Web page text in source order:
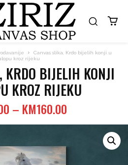
Canvas slika, Krdo bijelih konji u
kroz rijeku
BIJELIH KONJI
KROZ RIJEKU
– KM160.00Price
range:
KM50.00
through
KM160.00